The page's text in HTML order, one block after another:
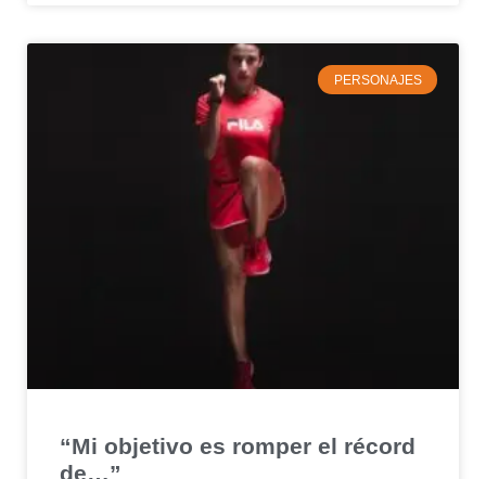
PERSONAJES
“Mi objetivo es romper el récord
de…”